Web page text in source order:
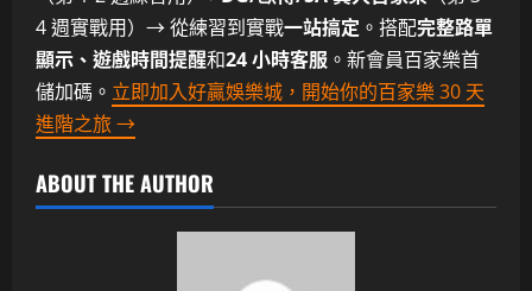
4 週實戰用）→ 從練習到實戰一站搞定 。搭配完整路單
顯示、遊戲時間提醒和24 小時客服 。新會員百家樂首
儲加碼。 立即加入好贏娛樂城，開始你的百家樂 30 天
進階之旅 →
ABOUT THE AUTHOR